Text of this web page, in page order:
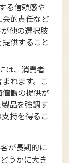
る信頼感や
的責任など
他の選択肢
供すること
は、消費者
れます。こ
観の提供が
品を強調す
持を得るこ
が長期的に
うかに大き